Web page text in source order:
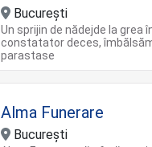
București
Un sprijin de nădejde la
constatator deces,
parastase
Alma Funerare
București